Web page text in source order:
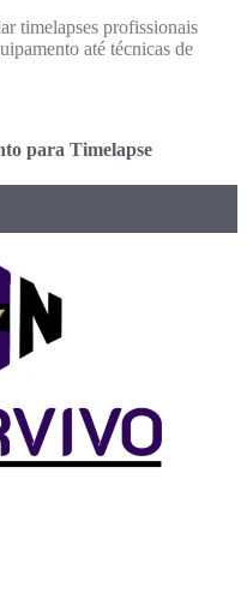
timelapses profissionais
até técnicas de
para Timelapse